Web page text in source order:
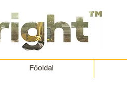
Főoldal